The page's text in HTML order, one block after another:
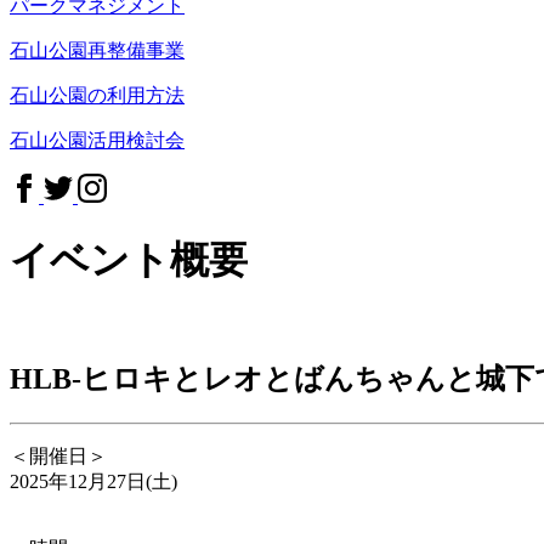
パークマネジメント
石山公園再整備事業
石山公園の利用方法
石山公園活用検討会
イベント概要
HLB-ヒロキとレオとばんちゃんと城下
＜開催日＞
2025年12月27日(土)